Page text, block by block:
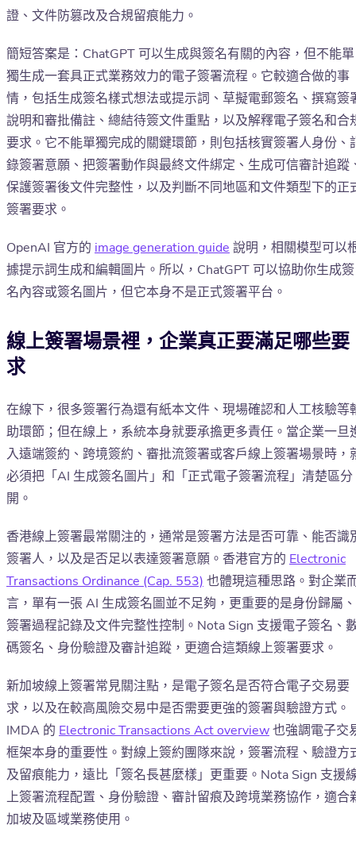
證、文件防篡改及合規留痕能力。
簡短答案是：ChatGPT 可以生成與簽名有關的內容，但不能單
獨生成一套具正式業務效力的電子簽署流程。它較適合做的事
情，包括生成簽名樣式想法或提示詞、草擬電郵簽名、撰寫簽
說明和審批備註、總結待簽文件重點，以及解釋電子簽名和合
要求。它不能單獨完成的關鍵環節，則包括核實簽署人身份、
錄簽署意願、把簽署動作與最終文件綁定、生成可信審計追蹤
保護簽署後文件完整性，以及判斷不同地區和文件類型下的正
簽署要求。
OpenAI 官方的 image generation guide 說明，相關模型可以
據提示詞生成和編輯圖片。所以，ChatGPT 可以協助你生成簽
名內容或簽名圖片，但它本身不是正式簽署平台。
線上簽署場景裡，企業真正要滿足哪些要
求
在線下，很多簽署行為還有紙本文件、現場確認和人工核驗等
助環節；但在線上，系統本身就要承擔更多責任。當企業一旦
入遠端簽約、跨境簽約、審批流簽署或客戶線上簽署場景時，
必須把「AI 生成簽名圖片」和「正式電子簽署流程」清楚區分
開。
香港線上簽署最常關注的，通常是簽署方法是否可靠、能否識
簽署人，以及是否足以表達簽署意願。香港官方的 Electronic
Transactions Ordinance (Cap. 553) 也體現這種思路。對企業
言，單有一張 AI 生成簽名圖並不足夠，更重要的是身份歸屬、
簽署過程記錄及文件完整性控制。Nota Sign 支援電子簽名、
碼簽名、身份驗證及審計追蹤，更適合這類線上簽署要求。
新加坡線上簽署常見關注點，是電子簽名是否符合電子交易要
求，以及在較高風險交易中是否需要更強的簽署與驗證方式。
IMDA 的 Electronic Transactions Act overview也強調電子交
框架本身的重要性。對線上簽約團隊來說，簽署流程、驗證方
及留痕能力，遠比「簽名長甚麼樣」更重要。Nota Sign 支援
上簽署流程配置、身份驗證、審計留痕及跨境業務協作，適合
加坡及區域業務使用。